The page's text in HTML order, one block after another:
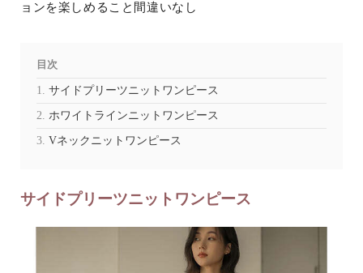
ョンを楽しめること間違いなし
目次
サイドプリーツニットワンピース
ホワイトラインニットワンピース
Vネックニットワンピース
サイドプリーツニットワンピース